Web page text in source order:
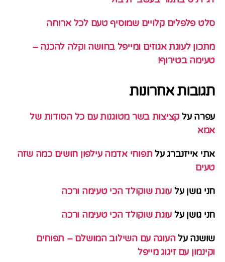
סלט פלפלים קלויים שמוסיף טעם לכל ארוחה
מתכון לעוגת אגוזים ומייפל בחושה וקלה להכנה –
טעימה בטירוף!
תגובות אחרונות
עפרה על קציצות בשר מטוגנות עם כל הסודות של
אמא
אתי אייזנברגעל תפוחי אדמה עילפון חושים כמה שזה
טעים
חני גושן על עוגת שוקולד הכי טעימה ורכה
חני גושן על עוגת שוקולד הכי טעימה ורכה
שושנה עלהעוגה עם השילוב המושלם – תפוחים
וקינמון עם זיגוג מייפל